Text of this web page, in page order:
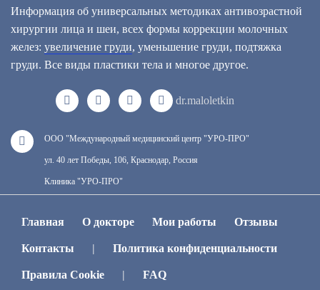
Информация об универсальных методиках антивозрастной
хирургии лица и шеи, всех формы коррекции молочных
желез: увеличение груди, уменьшение груди, подтяжка
груди. Все виды пластики тела и многое другое.
dr.maloletkin
ООО "Международный медицинский центр "УРО-ПРО"
ул. 40 лет Победы, 106, Краснодар, Россия
Клиника "УРО-ПРО"
Главная О докторе Мои работы Отзывы
Контакты Политика конфиденциальности
Правила Cookie FAQ